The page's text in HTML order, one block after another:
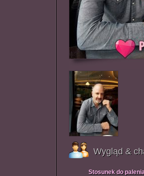
Wygląd &
Stosunek do